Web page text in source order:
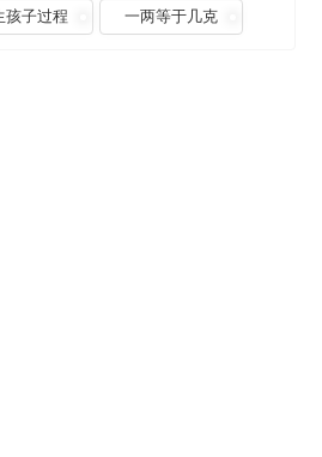
孩子过程 一两等于几克